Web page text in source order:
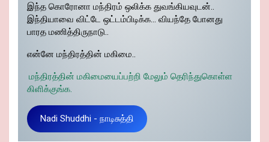
இந்த கொரோனா மந்திரம் ஒலிக்க துவங்கியவுடன்..
இந்தியாவை விட்டே ஒட்டம்பிடிக்க… வியந்தே போனது
பாரத மணித்திருநாடு..
என்னே மந்திரத்தின் மகிமை..
மந்திரத்தின் மகிமையைப்பற்றி மேலும் தெரிந்துகொள்ள
கிளிக்குங்க.
Nadi Shuddhi - நாடிசுத்தி